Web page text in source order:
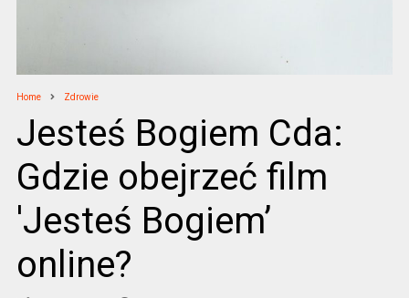
Home Zdrowie
Jesteś Bogiem Cda:
Gdzie obejrzeć film
'Jesteś Bogiem’
online?